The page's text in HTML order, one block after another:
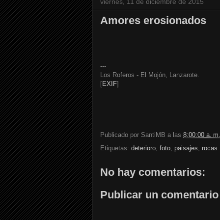
Amores erosionados
---
Los Roferos - El Mojón, Lanzarote.
[EXIF]
Publicado por SantiMB a las 8:00:00 a. m.
Etiquetas: deterioro, foto, paisajes, rocas
No hay comentarios:
Publicar un comentario